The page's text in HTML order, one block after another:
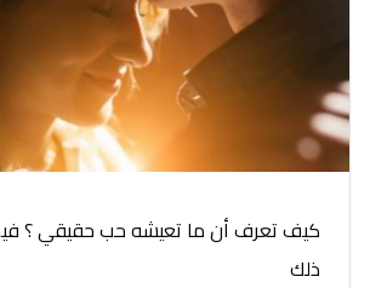
كيف تعرف أن ما تعيشه حب حقيقي ؟
ذلك